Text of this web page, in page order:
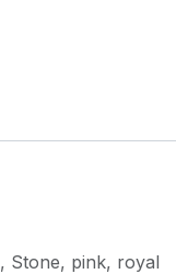
, Stone, pink, royal